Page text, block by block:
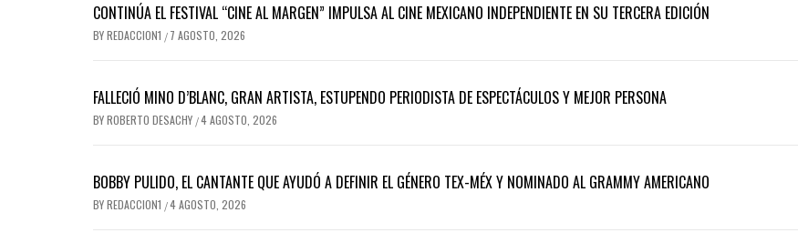
CONTINÚA EL FESTIVAL “CINE AL MARGEN” IMPULSA AL CINE MEXICANO INDEPENDIENTE EN SU TERCERA EDICIÓN
BYREDACCION1 / 7 AGOSTO, 2026
FALLECIÓ MINO D’BLANC, GRAN ARTISTA, ESTUPENDO PERIODISTA DE ESPECTÁCULOS Y MEJOR PERSONA
BYROBERTO DESACHY /4 AGOSTO, 2026
BOBBY PULIDO, EL CANTANTE QUE AYUDÓ A DEFINIR EL GÉNERO TEX-MÉX Y NOMINADO AL GRAMMY AMERICANO
BYREDACCION1 /4 AGOSTO, 2026